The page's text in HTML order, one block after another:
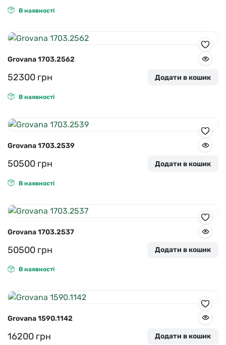
В наявності
Grovana 1703.2562
52300 грн Додати в кошик
В наявності
Grovana 1703.2539
50500 грн Додати в кошик
В наявності
Grovana 1703.2537
50500 грн Додати в кошик
В наявності
Grovana 1590.1142
16200 грн Додати в кошик